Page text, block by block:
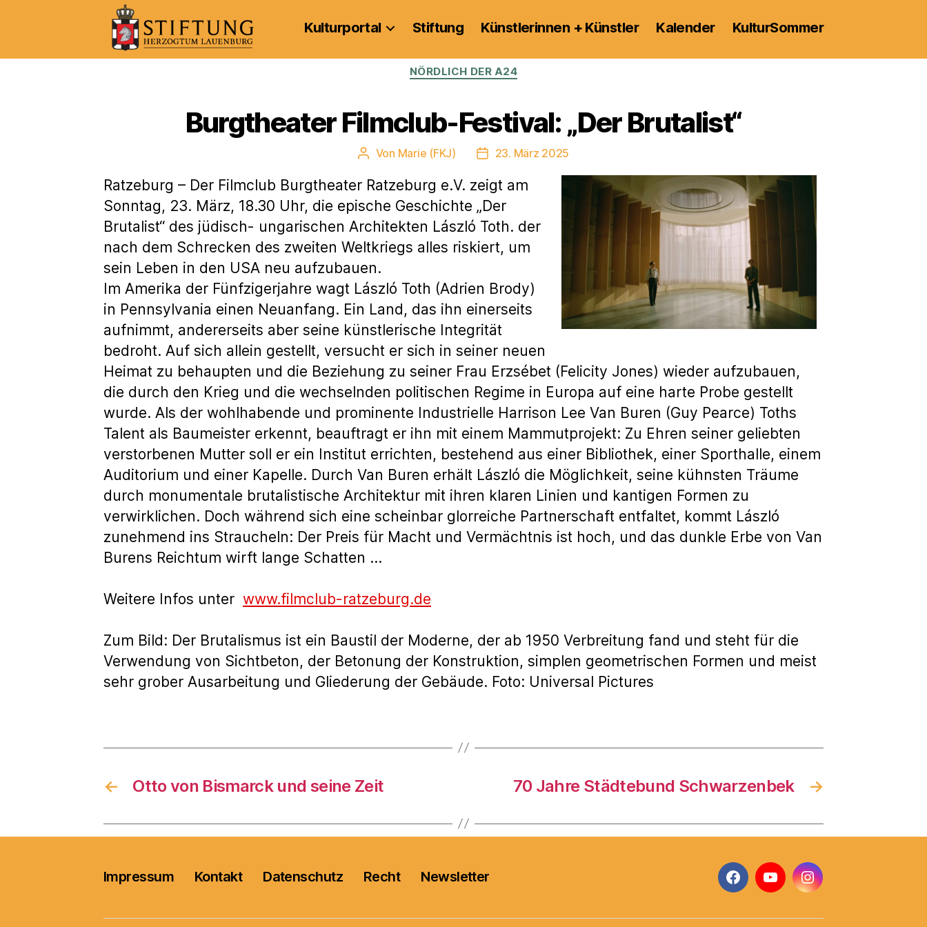
Kulturportal
Kulturportal Stiftung Künstlerinnen + Künstler Kalender KulturSommer
Kategorien
NÖRDLICH DER A24
Burgtheater Filmclub-Festival: „Der Brutalist“
Beitragsautor
Von Marie (FKJ) Veröffentlichungsdatum
23. März 2025
Ratzeburg – Der Filmclub Burgtheater Ratzeburg e.V. zeigt am
Sonntag, 23. März, 18.30 Uhr, die epische Geschichte „Der
Brutalist“ des jüdisch- ungarischen Architekten László Toth. der
nach dem Schrecken des zweiten Weltkriegs alles riskiert, um
sein Leben in den USA neu aufzubauen.
Im Amerika der Fünfzigerjahre wagt László Toth (Adrien Brody)
in Pennsylvania einen Neuanfang. Ein Land, das ihn einerseits
aufnimmt, andererseits aber seine künstlerische Integrität
bedroht. Auf sich allein gestellt, versucht er sich in seiner neuen
Heimat zu behaupten und die Beziehung zu seiner Frau Erzsébet (Felicity Jones) wieder aufzubauen,
die durch den Krieg und die wechselnden politischen Regime in Europa auf eine harte Probe gestellt
wurde. Als der wohlhabende und prominente Industrielle Harrison Lee Van Buren (Guy Pearce) Toths
Talent als Baumeister erkennt, beauftragt er ihn mit einem Mammutprojekt: Zu Ehren seiner geliebten
verstorbenen Mutter soll er ein Institut errichten, bestehend aus einer Bibliothek, einer Sporthalle, einem
Auditorium und einer Kapelle. Durch Van Buren erhält László die Möglichkeit, seine kühnsten Träume
durch monumentale brutalistische Architektur mit ihren klaren Linien und kantigen Formen zu
verwirklichen. Doch während sich eine scheinbar glorreiche Partnerschaft entfaltet, kommt László
zunehmend ins Straucheln: Der Preis für Macht und Vermächtnis ist hoch, und das dunkle Erbe von Van
Burens Reichtum wirft lange Schatten …
Weitere Infos unter www.filmclub-ratzeburg.de
Zum Bild: Der Brutalismus ist ein Baustil der Moderne, der ab 1950 Verbreitung fand und steht für die
Verwendung von Sichtbeton, der Betonung der Konstruktion, simplen geometrischen Formen und meist
sehr grober Ausarbeitung und Gliederung der Gebäude. Foto: Universal Pictures
← Otto von Bismarck und seine Zeit →
70 Jahre Städtebund Schwarzenbek
Impressum Kontakt Datenschutz Recht Newsletter
FacebookYouTubeInstagram